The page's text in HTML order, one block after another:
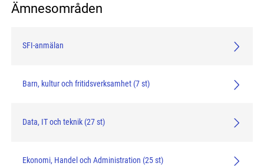
Ämnesområden
SFI-anmälan
Barn, kultur och fritidsverksamhet (7 st)
Data, IT och teknik (27 st)
Ekonomi, Handel och Administration (25 st)